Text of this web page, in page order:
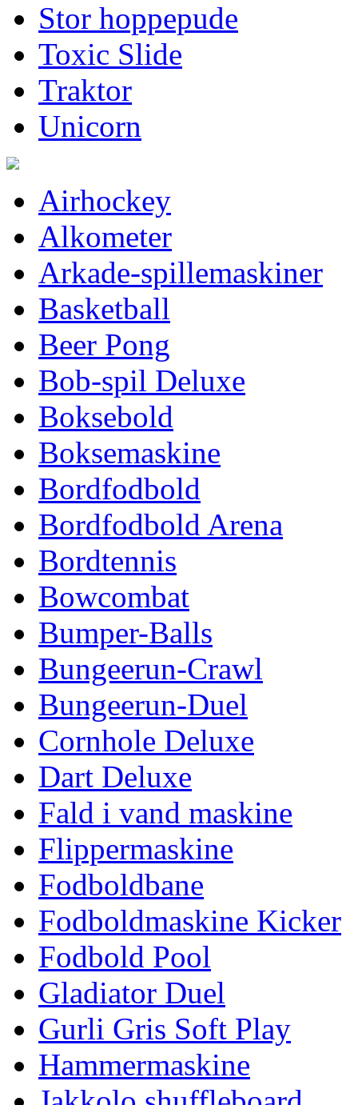
Stor hoppepude
Toxic Slide
Traktor
Unicorn
Airhockey
Alkometer
Arkade-spillemaskiner
Basketball
Beer Pong
Bob-spil Deluxe
Boksebold
Boksemaskine
Bordfodbold
Bordfodbold Arena
Bordtennis
Bowcombat
Bumper-Balls
Bungeerun-Crawl
Bungeerun-Duel
Cornhole Deluxe
Dart Deluxe
Fald i vand maskine
Flippermaskine
Fodboldbane
Fodboldmaskine Kicker
Fodbold Pool
Gladiator Duel
Gurli Gris Soft Play
Hammermaskine